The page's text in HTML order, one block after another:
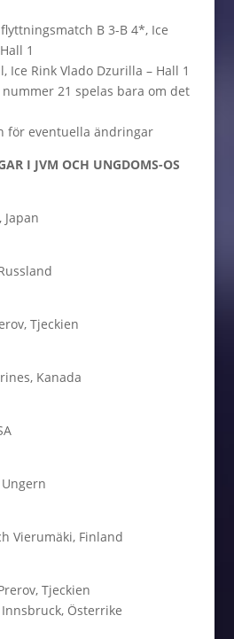
B 3-B 4*, Ice
1
Ice Rink Vlado Dzurilla – Hall 1
21 spelas bara om det
för eventuella ändringar
I JVM OCH UNGDOMS-OS
Tjeckien
Kanada
Vierumäki, Finland
Tjeckien
Österrike